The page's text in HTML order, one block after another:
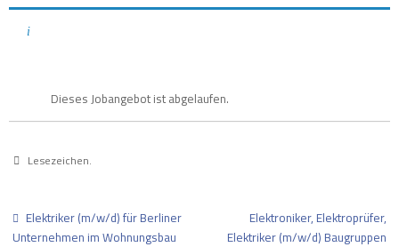
Dieses Jobangebot ist abgelaufen.
Lesezeichen.
Elektriker (m/w/d) für Berliner
Unternehmen im Wohnungsbau
Elektroniker, Elektroprüfer,
Elektriker (m/w/d) Baugruppen